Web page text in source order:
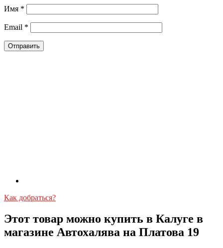
Имя *
Email *
Как добраться?
Этот товар можно купить в Калуге в
магазине Автохалява на Платова 19